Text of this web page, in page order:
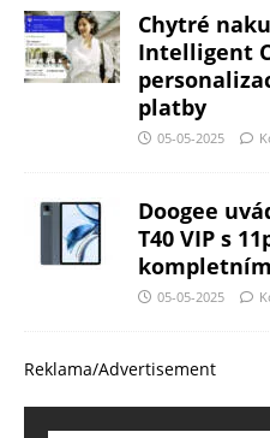
Chytré
Intelligent
platby
05-05-2025
Doogee
T40 VIP s
05-05-2025
Reklama/Advertisement